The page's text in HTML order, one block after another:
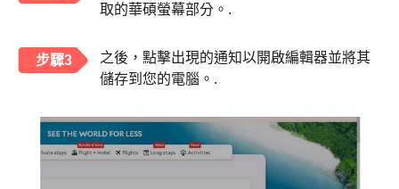
取的華碩螢幕部分。.
步驟3
之後，點擊出現的通知以開啟編輯器並將其
儲存到您的電腦。.